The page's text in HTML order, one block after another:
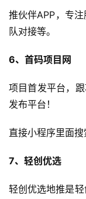
运
推伙伴APP，专
队对接等。
6、首码项目网
项目首发平台，
发布平台！
直接小程序里面搜
7、轻创优选
轻创优选地推是